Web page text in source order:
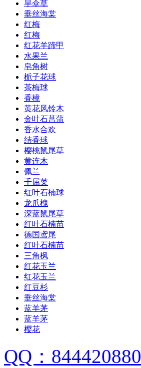
旱伞草
垂丝海棠
红梅
红梅
红花羊蹄甲
水果兰
皂角树
栀子花球
茶梅球
香樟
黄花风铃木
金叶石菖蒲
香水合欢
结香球
樱桃鼠尾草
黄连木
佩兰
千屈菜
红叶石楠球
龙爪槐
深蓝鼠尾草
红叶石楠苗
德国鸢尾
红叶石楠苗
三角枫
红花玉兰
红花玉兰
红豆杉
垂丝海棠
蓝羊茅
蓝羊茅
樱花
QQ：844420880